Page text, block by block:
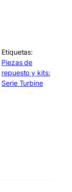
Etiquetas:
Piezas de
repuesto y kits:
Serie Turbine